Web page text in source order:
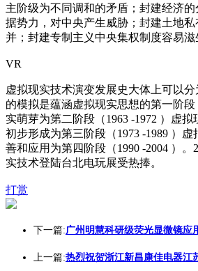
主阶级为不同调和的矛盾；封建经济
据势力，对中央产生威胁；封建土地
并；封建专制主义中央集权制度容易滋
VR
虚拟现实技术演变发展史大体上可以
的模拟是蕴涵虚拟现实思想的第一阶
实萌芽为第二阶段（1963 -1972 ）虚
初步形成为第三阶段（1973 -1989 ）
善和应用为第四阶段（1990 -2004 ）。
实技术登陆台北电玩展受热捧。
打赏
下一篇:广州明慧科研级荧光显微镜应
上一篇:热烈祝贺浙江新昌康佳电器江